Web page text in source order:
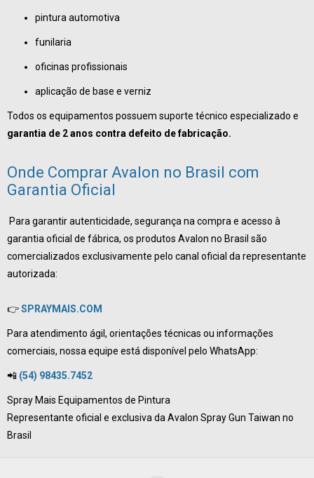
pintura automotiva
funilaria
oficinas profissionais
aplicação de base e verniz
Todos os equipamentos possuem suporte técnico especializado e
garantia de 2 anos contra defeito de fabricação.
Onde Comprar Avalon no Brasil com
Garantia Oficial
Para garantir autenticidade, segurança na compra e acesso à
garantia oficial de fábrica, os produtos Avalon no Brasil são
comercializados exclusivamente pelo canal oficial da representante
autorizada:
👉SPRAYMAIS.COM
Para atendimento ágil, orientações técnicas ou informações
comerciais, nossa equipe está disponível pelo WhatsApp:
📲 (54) 98435.7452
Spray Mais Equipamentos de Pintura
Representante oficial e exclusiva da Avalon Spray Gun Taiwan no
Brasil